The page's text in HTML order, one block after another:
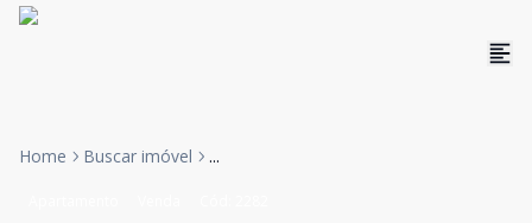
Home Buscar imóvel ...